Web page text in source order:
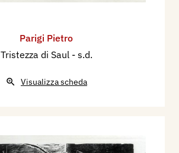
Parigi Pietro
Tristezza di Saul - s.d.
Visualizza scheda